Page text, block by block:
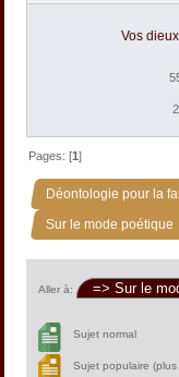
Vos
Pages: [1]
Déontologie pour la
Sur le mode poétique
Aller à:
Sujet normal
Sujet populaire